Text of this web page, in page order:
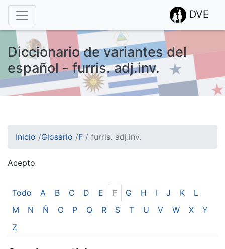
DVE
Diccionario de variantes del
español - furris. adj.inv.
Inicio /Glosario /F / furris. adj.inv.
Acepto
Esto nos ayuda a recolectar estadísticas de las visitas.
Todo A B C D E F G H I J K
L
M
N Ñ O P Q R S T U V W X
Y
Z